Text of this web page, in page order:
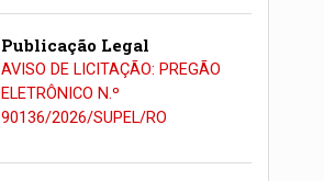
Publicação Legal
AVISO DE LICITAÇÃO: PREGÃO
ELETRÔNICO N.º
90136/2026/SUPEL/RO